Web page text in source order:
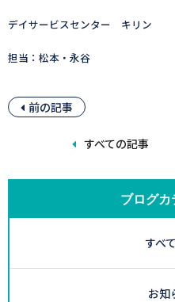
デイサービスセンター キリン
担当：松本・永谷
前の記事
すべての記事
ブログカ
すべ
お知